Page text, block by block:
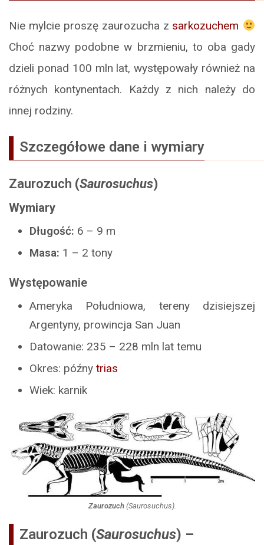
Nie mylcie proszę zaurozucha z sarkozuchem
Choć nazwy podobne w brzmieniu, to oba gady
dzieli ponad 100 mln lat, występowały również na
różnych kontynentach. Każdy z nich należy do
innej rodziny.
Szczegółowe dane i wymiary
Zaurozuch (Saurosuchus)
Wymiary
Długość: 6 – 9 m
Masa: 1 – 2 tony
Występowanie
Ameryka Południowa, tereny dzisiejszej
Argentyny, prowincja San Juan
Datowanie: 235 – 228 mln lat temu
Okres: późny trias
Wiek: karnik
Zaurozuch(Saurosuchus).
Zaurozuch (Saurosuchus) –